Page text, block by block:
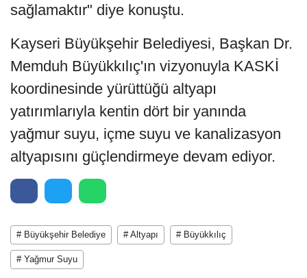
sağlamaktır" diye konuştu.
Kayseri Büyükşehir Belediyesi, Başkan Dr.
Memduh Büyükkılıç'ın vizyonuyla KASKİ
koordinesinde yürüttüğü altyapı
yatırımlarıyla kentin dört bir yanında
yağmur suyu, içme suyu ve kanalizasyon
altyapısını güçlendirmeye devam ediyor.
# Büyükşehir Belediye # Altyapı # Büyükkılıç
# Yağmur Suyu